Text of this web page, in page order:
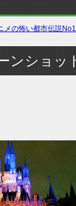
の怖い都市伝説
ンショッ